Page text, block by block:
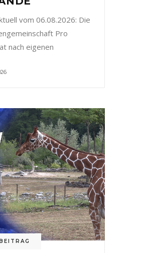
vom 06.08.2026: Die
Pro
nach eigenen